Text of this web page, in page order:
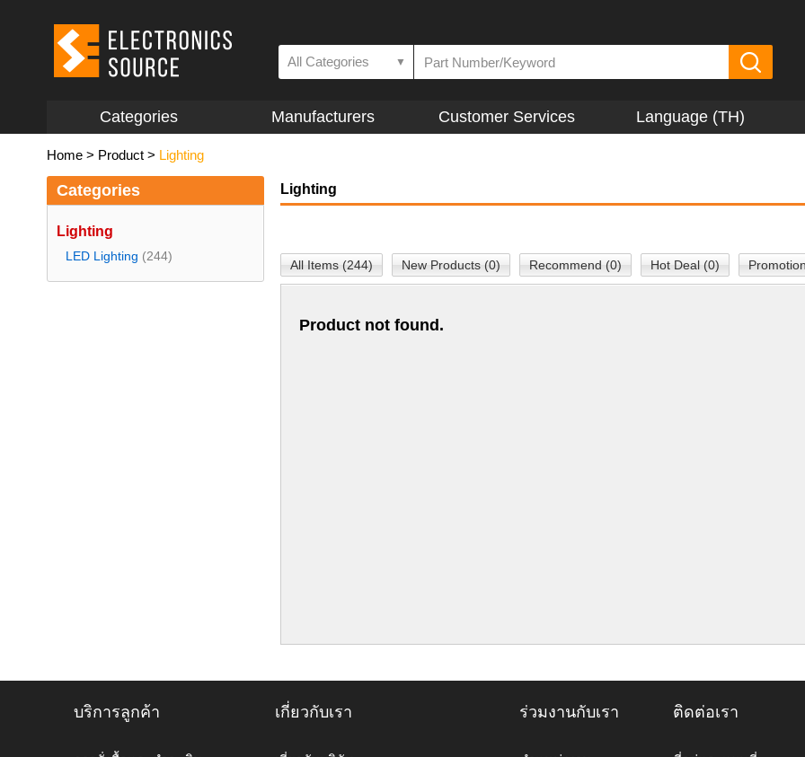
All Categories ▼
Categories Manufacturers Customer Services Language (TH)
Home > Product > Lighting
Categories
Lighting
LED Lighting (244)
Lighting
All Items (244) New Products (0) Recommend (0) Hot Deal (0)
Product not found.
บริการลูกค้า เกี่ยวกับเรา ร่วมงานกับเรา ติดต่อเรา